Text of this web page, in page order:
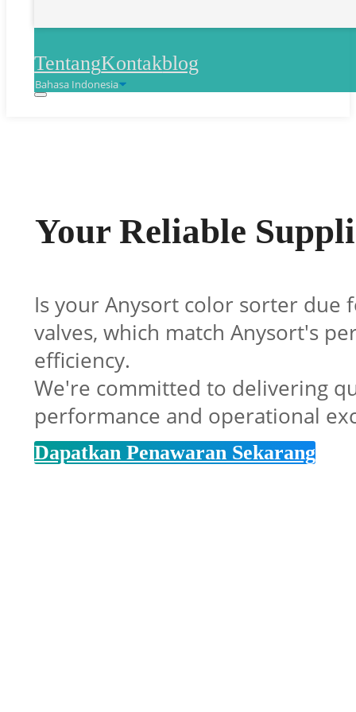
TentangKontakblog
Your Reliable
Is your Anysort color sorter due
valves, which match Anysort's
efficiency.
We're committed to delivering
performance and operational
Dapatkan Penawaran Sekarang